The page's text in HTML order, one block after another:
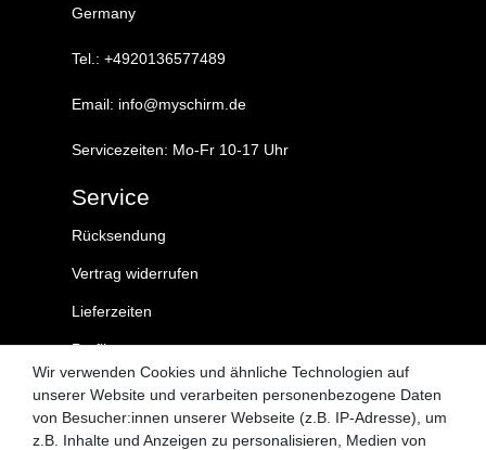
Germany
Tel.: +4920136577489
Email: info@myschirm.de
Servicezeiten: Mo-Fr 10-17 Uhr
Service
Rücksendung
Vertrag widerrufen
Lieferzeiten
Profil
Kontakt
MySchirm.de
Wir verwenden Cookies und ähnliche Technologien auf
unserer Website und verarbeiten personenbezogene Daten
von Besucher:innen unserer Webseite (z.B. IP-Adresse), um
z.B. Inhalte und Anzeigen zu personalisieren, Medien von